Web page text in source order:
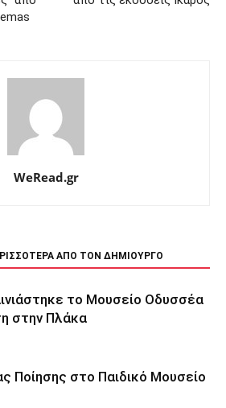
WeRead.gr
ΑΠΟ ΤΟΝ ΔΗΜΙΟΥΡΓΟ
το Μουσείο Οδυσσέα
στην Πλάκα
Ποίησης στο Παιδικό Μουσείο